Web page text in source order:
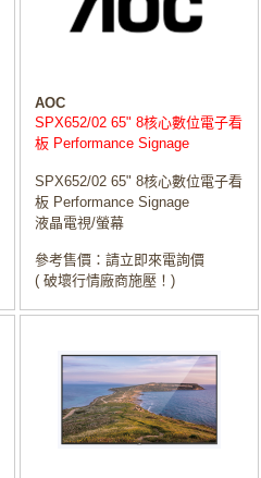
AOC
SPX652/02 65" 8核心數位電子看
板 Performance Signage
SPX652/02 65" 8核心數位電子看
板 Performance Signage
液晶電視/螢幕
參考售價：請立即來電詢價
( 破壞行情廠商施壓！)